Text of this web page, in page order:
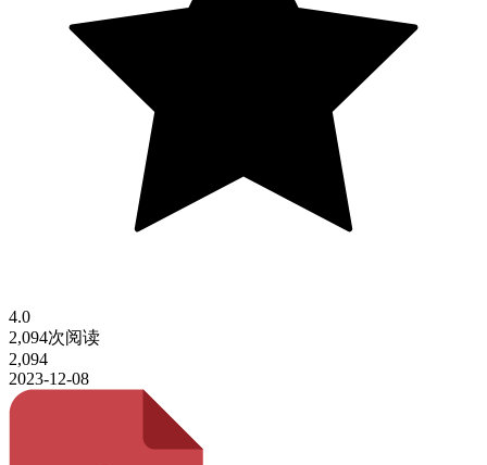
4.0
2,094次阅读
2,094
2023-12-08